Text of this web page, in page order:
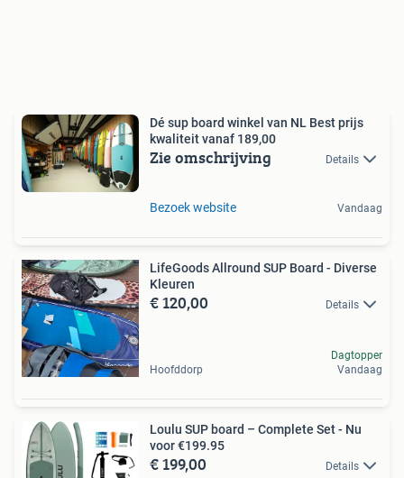
Dé sup board winkel van NL Best prijs
kwaliteit vanaf 189,00
Zie omschrijving Details
Bezoek website Vandaag
LifeGoods Allround SUP Board - Diverse
Kleuren
€ 120,00 Details
Hoofddorp
Dagtopper
Vandaag
Loulu SUP board – Complete Set - Nu
voor €199.95
€ 199,00 Details